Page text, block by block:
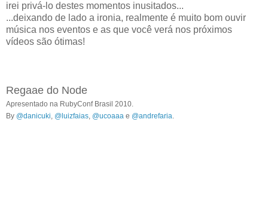
irei privá-lo destes momentos inusitados...
...deixando de lado a ironia, realmente é muito bom ouvir
música nos eventos e as que você verá nos próximos
vídeos são ótimas!
Regaae do Node
Apresentado na RubyConf Brasil 2010.
By @danicuki, @luizfaias, @ucoaaa e @andrefaria.